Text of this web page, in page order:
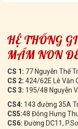
HỆ THỐNG
MẦM NON
CS 1: 77 Nguyễn Thế
CS 2: 424/62E Lê Văn
CS 3: 195/48 Nguyễn
CS4: 143 đường 35A
CS5:48 Đông Hưng
CS6: Đường DC11,